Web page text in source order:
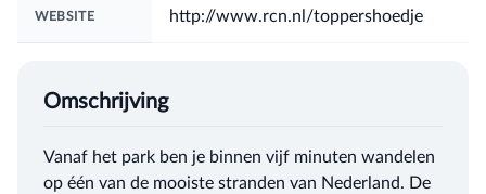
WEBSITE http://www.rcn.nl/toppershoedje
Omschrijving
Vanaf het park ben je binnen vijf minuten wandelen
op één van de mooiste stranden van Nederland. De